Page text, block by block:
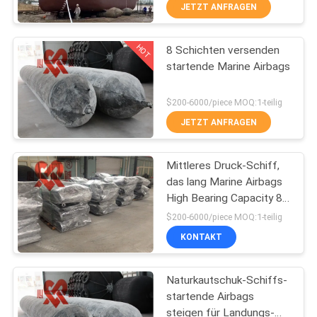
AUSFLUG
QUALITÄTSKONTROLLE
TRETEN
SIE
MIT
UNS
IN
VERBINDUNG
NACHRICHTEN
Fender
Pneumatische
Fender Yokohamas
62
Marinegummiairbags
31
JETZT ANFRAGEN
HOT
8 Schichten versenden
startende Marine Airbags
$200-6000/piece MOQ:1-teilig
JETZT ANFRAGEN
Mittleres Druck-Schiff,
das lang Marine Airbags
High Bearing Capacity 8-
24m startet
$200-6000/piece MOQ:1-teilig
KONTAKT
Naturkautschuk-Schiffs-
startende Airbags
steigen für Landungs-